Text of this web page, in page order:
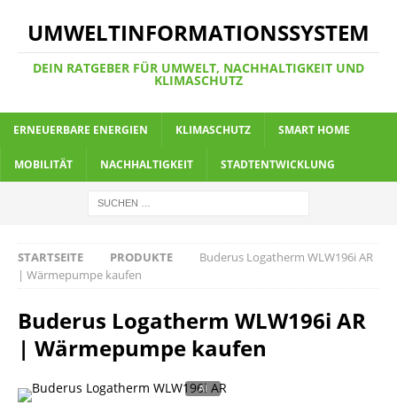
UMWELTINFORMATIONSSYSTEM
DEIN RATGEBER FÜR UMWELT, NACHHALTIGKEIT UND
KLIMASCHUTZ
ERNEUERBARE ENERGIEN KLIMASCHUTZ SMART HOME
MOBILITÄT NACHHALTIGKEIT STADTENTWICKLUNG
STARTSEITE PRODUKTE
Buderus Logatherm WLW196i AR
| Wärmepumpe kaufen
Buderus Logatherm WLW196i AR
| Wärmepumpe kaufen